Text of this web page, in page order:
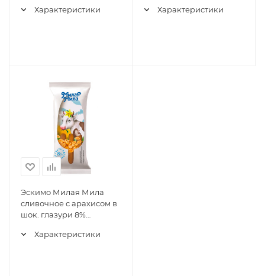
Характеристики
Характеристики
Эскимо Милая Мила
сливочное с арахисом в
шок. глазури 8%
Характеристики